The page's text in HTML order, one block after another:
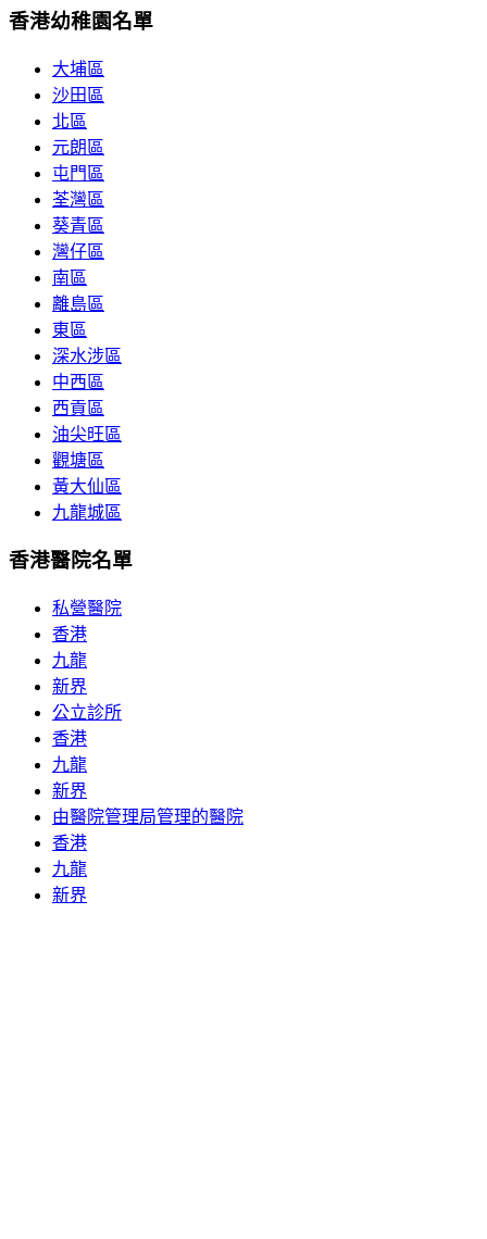
香港幼稚園名單
大埔區
沙田區
北區
元朗區
屯門區
荃灣區
葵青區
灣仔區
南區
離島區
東區
深水涉區
中西區
西貢區
油尖旺區
觀塘區
黃大仙區
九龍城區
香港醫院名單
私營醫院
香港
九龍
新界
公立診所
香港
九龍
新界
由醫院管理局管理的醫院
香港
九龍
新界